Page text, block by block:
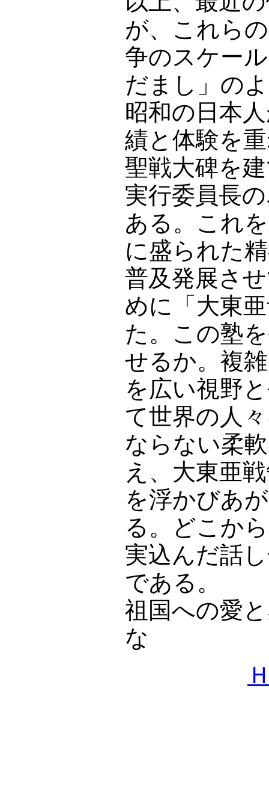
が、これら
争のスケー
だまし」の
昭和の日本
績と体験を
聖戦大碑を
実行委員長
ある。これ
に盛られた
普及発展さ
めに「大東
た。この塾
せるか。複
を広い視野
て世界の人
ならない柔
え、大東亜
を浮かびあ
る。どこか
実込んだ話
である。
祖国への愛
な